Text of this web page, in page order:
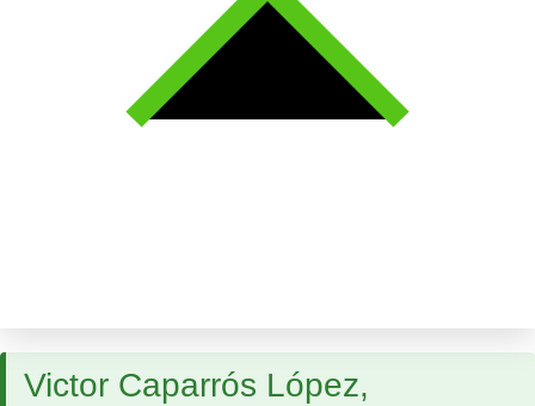
Victor Caparrós López,